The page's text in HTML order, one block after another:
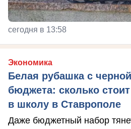
сегодня в 13:58
Экономика
Белая рубашка с
бюджета: сколько
в школу в Ставрополе
Даже бюджетный набор